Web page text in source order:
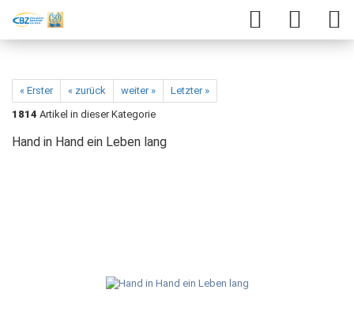
« Erster « zurück weiter »
Letzter »
1814 Artikel in dieser Kategorie
Hand in Hand ein Leben lang